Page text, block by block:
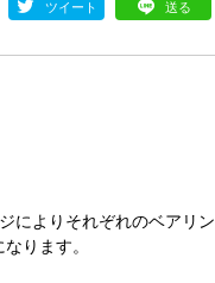
ツイート 送る
によりそれぞれのベアリン
ります。